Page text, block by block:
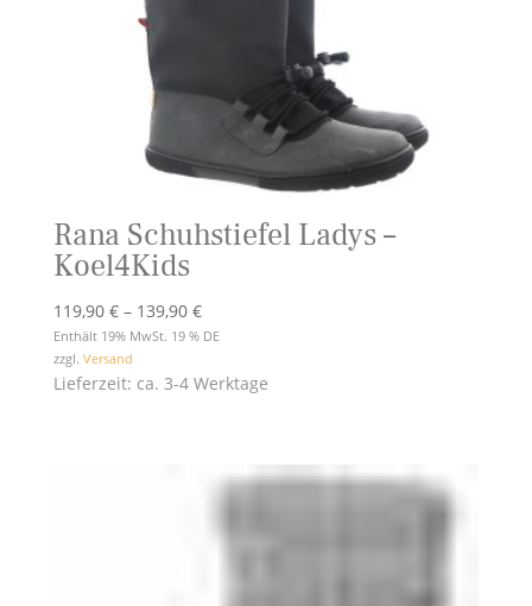
Rana Schuhstiefel Ladys –
Koel4Kids
119,90 € – 139,90 €Preisspanne:
119,90 €
139,90 €
Enthält 19% MwSt. 19 % DE
zzgl. Versand
Lieferzeit: ca. 3-4 Werktage